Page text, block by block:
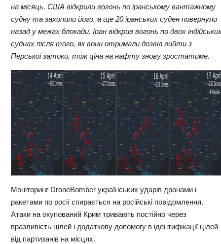
на місяць. США відкрили вогонь по іранському вантажному
судну та захопилийого, а ще 20 іранських суден повернули
назад у межах блокади. Іран відкрив вогонь по двох
суднах після того, як вони отримали дозвіл вийти з
Перської затоки, тож ціна на нафту знову зростатиме.
Моніторинг DroneBomber українських ударів дронами і
ракетами по росії спирається на російські повідомлення.
Атаки на окупований Крим тривають постійно через
вразливість цілей і додаткову допомогу в ідентифікації цілей
від партизанів на місцях.